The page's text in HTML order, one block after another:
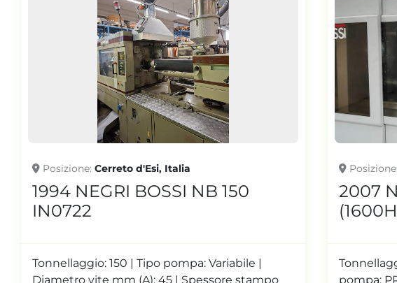
150
|
stampo
Posizione
2007 NEGRI BOSSI VE160
Tonnellaggio: 160 | Tipo pompa: Variabile | Note
pompa: PRESSA ELETTRICA - POMPA NON